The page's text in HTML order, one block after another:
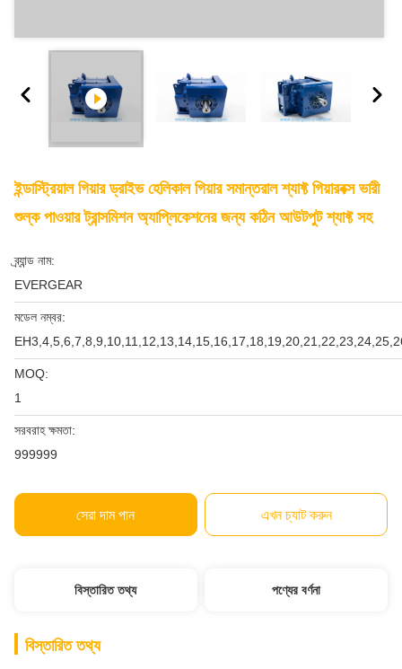
ইন্ডাস্ট্রিয়াল গিয়ার ড্রাইভ হেলিকাল গিয়ার সমান্তরাল শ্যাফ্ট গিয়ারবক্স ভারী
শুল্ক পাওয়ার ট্রান্সমিশন অ্যাপ্লিকেশনের জন্য কঠিন আউটপুট শ্যাফ্ট সহ
ব্র্যান্ড নাম:
EVERGEAR
মডেল নম্বর:
MOQ:
1
সরবরাহ ক্ষমতা:
999999
সেরা দাম পান এখন চ্যাট করুন
বিস্তারিত তথ্য পণ্যের বর্ণনা
বিস্তারিত তথ্য